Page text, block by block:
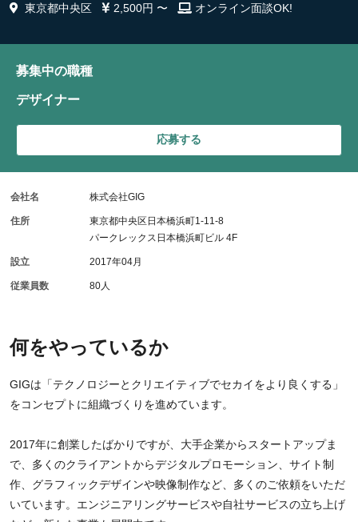
東京都中央区 2,500円 〜 オンライン面談OK!
何をやっているか
GIGは「テクノロジーとクリエイティブでセカイをより良くする」
をコンセプトに組織づくりを進めています。
2017年に創業したばかりですが、大手企業からスタートアップま
で、多くのクライアントからデジタルプロモーション、サイト制
作、グラフィックデザインや映像制作など、多くのご依頼をいただ
いています。エンジニアリングサービスや自社サービスの立ち上げ
募集中の職種
デザイナー
応募する
会社名 株式会社GIG
住所
東京都中央区日本橋浜町1-11-8
パークレックス日本橋浜町ビル 4F
設立 2017年04月
従業員数 80人